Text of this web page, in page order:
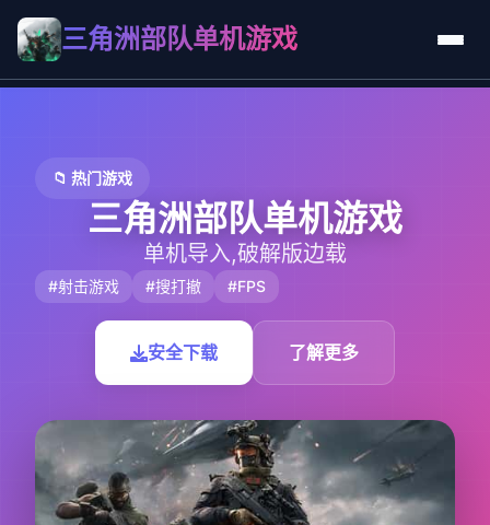
三角洲部队单机游戏
📁 热门游戏
三角洲部队单机游戏
单机导入,破解版边载
#射击游戏 #搜打撤 #FPS
安全下载 了解更多